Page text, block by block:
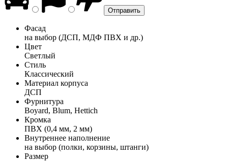
Фасад
на выбор (ДСП, МДФ ПВХ и др.)
Цвет
Светлый
Стиль
Классический
Материал корпуса
ДСП
Фурнитура
Boyard, Blum, Hettich
Кромка
ПВХ (0,4 мм, 2 мм)
Внутреннее наполнение
на выбор (полки, корзины, штанги)
Размер